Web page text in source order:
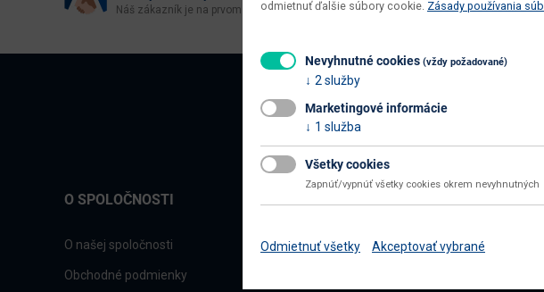
Náš zákazník je na prvom mieste
Maximálne pohodlie
O SPOLOČNOSTI
O našej spoločnosti
Obchodné podmienky
Obchodné podmienky
odmietnuť ďalšie súbory cookie. Zásady používania
Nevyhnutné cookies (vždy požadované)
2 služby
Marketingové informácie
1 služba
Všetky cookies
Zapnúť/vypnúť všetky cookies okrem nevyhnutných
Odmietnuť všetky Akceptovať vybrané